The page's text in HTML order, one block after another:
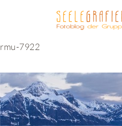
rmu-7922